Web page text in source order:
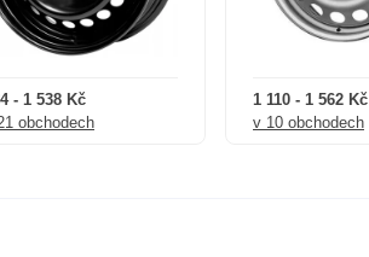
- 1 538 Kč
obchodech
1 110 - 1 562 Kč
v 10 obchodech